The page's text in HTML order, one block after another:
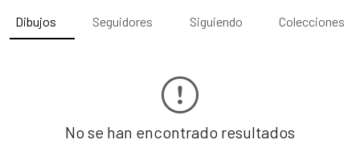
Dibujos Seguidores Siguiendo Colecciones
No se han encontrado resultados